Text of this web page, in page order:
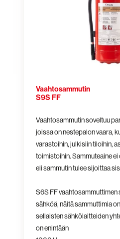
Vaahtosammutin
S9S FF
Vaahtosammutin soveltuu
joissa on nestepalon vaara,
varastoihin, julkisiin tiloihin,
toimistoihin. Sammuteaine
eli sammutin tulee sijoittaa
S6S FF vaahtosammuttimen
sähköä, näitä sammuttimia
sellaisten sähkölaitteiden
on enintään